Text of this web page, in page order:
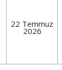
22 Temmuz
2026